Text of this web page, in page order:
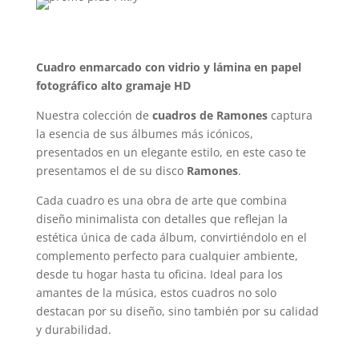
Cuadro enmarcado con vidrio y lámina en papel
fotográfico alto gramaje HD
Nuestra colección de cuadros de Ramonescaptura
la esencia de sus álbumes más icónicos,
presentados en un elegante estilo, en este caso te
presentamos el de su disco Ramones.
Cada cuadro es una obra de arte que combina
diseño minimalista con detalles que reflejan la
estética única de cada álbum, convirtiéndolo en el
complemento perfecto para cualquier ambiente,
desde tu hogar hasta tu oficina. Ideal para los
amantes de la música, estos cuadros no solo
destacan por su diseño, sino también por su calidad
y durabilidad.